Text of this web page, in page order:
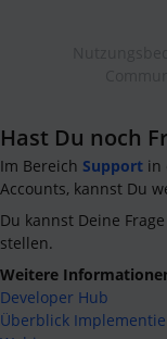
Hast Du noch
Im Bereich Support in
Accounts, kannst Du
Du kannst Deine
stellen.
Weitere
Developer Hub
Überblick